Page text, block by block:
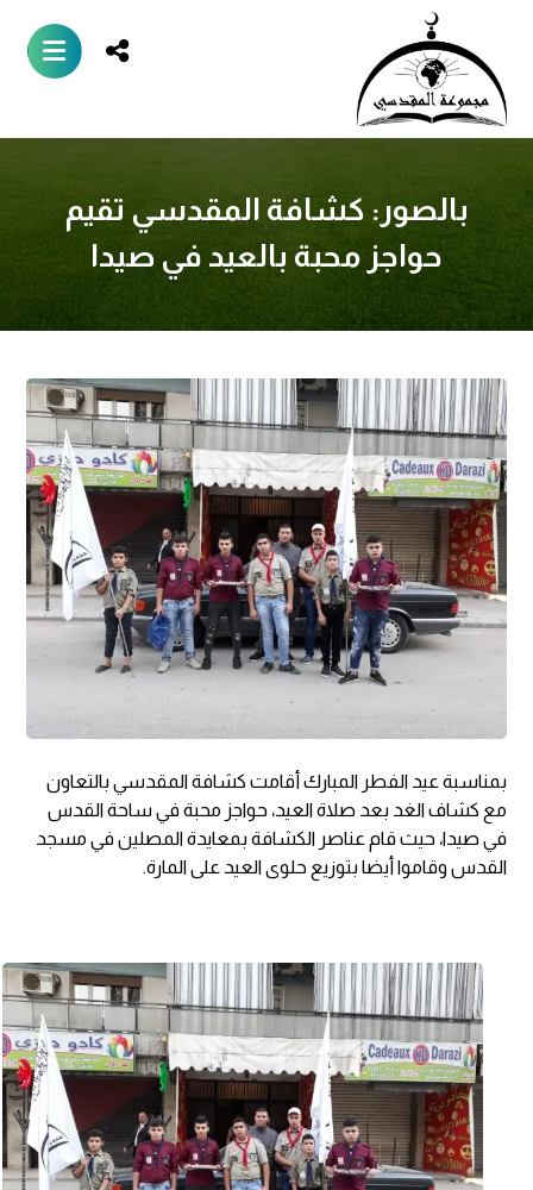
بالصور: كشافة المقدسي تقيم
حواجز محبة بالعيد في صيدا
بمناسبة عيد الفطر المبارك أقامت كشافة المقدسي بالتعاون
مع كشاف الغد بعد صلاة العيد، حواجز محبة في ساحة القدس
في صيدا، حيث قام عناصر الكشافة بمعايدة المصلين في مسجد
القدس وقاموا أيضا بتوزيع حلوى العيد على المارة.